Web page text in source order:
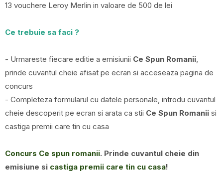
13 vouchere Leroy Merlin in valoare de 500 de lei
Ce trebuie sa faci ?
- Urmareste fiecare editie a emisiunii Ce Spun Romanii,
prinde cuvantul cheie afisat pe ecran si acceseaza pagina de
concurs
- Completeza formularul cu datele personale, introdu cuvantul
cheie descoperit pe ecran si arata ca stii Ce Spun Romanii si
castiga premii care tin cu casa
Concurs Ce spun romanii. Prinde cuvantul cheie din
emisiune si castiga premii care tin cu casa!